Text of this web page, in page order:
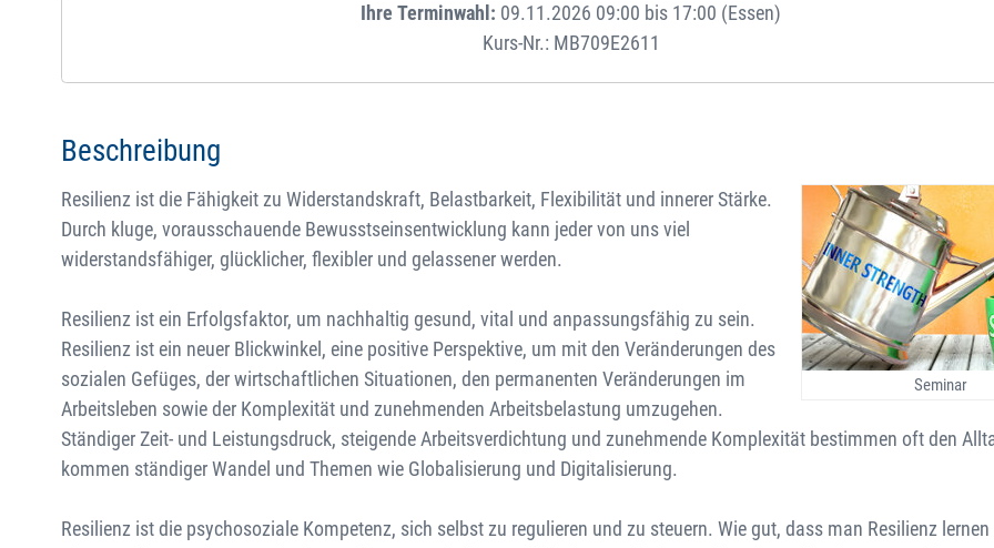
Ihre Terminwahl: 09.11.2026 09:00 bis 17:00 (Essen)
Kurs-Nr.: MB709E2611
Beschreibung
Seminar
Resilienz ist die Fähigkeit zu Widerstandskraft, Belastbarkeit, Flexibilität und innerer Stärke.
Durch kluge, vorausschauende Bewusstseinsentwicklung kann jeder von uns viel
widerstandsfähiger, glücklicher, flexibler und gelassener werden.
Resilienz ist ein Erfolgsfaktor, um nachhaltig gesund, vital und anpassungsfähig zu sein.
Resilienz ist ein neuer Blickwinkel, eine positive Perspektive, um mit den Veränderungen des
sozialen Gefüges, der wirtschaftlichen Situationen, den permanenten Veränderungen im
Arbeitsleben sowie der Komplexität und zunehmenden Arbeitsbelastung umzugehen.
Ständiger Zeit- und Leistungsdruck, steigende Arbeitsverdichtung und zunehmende Komplexität bestimmen oft den
kommen ständiger Wandel und Themen wie Globalisierung und Digitalisierung.
Resilienz ist die psychosoziale Kompetenz, sich selbst zu regulieren und zu steuern. Wie gut, dass man Resilienz